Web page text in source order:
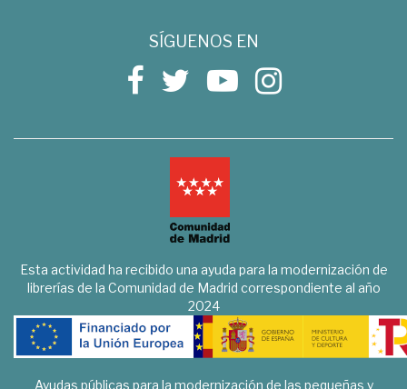
SÍGUENOS EN
Esta actividad ha recibido una ayuda para la modernización de
librerías de la Comunidad de Madrid correspondiente al año
2024
Ayudas públicas para la modernización de las pequeñas y